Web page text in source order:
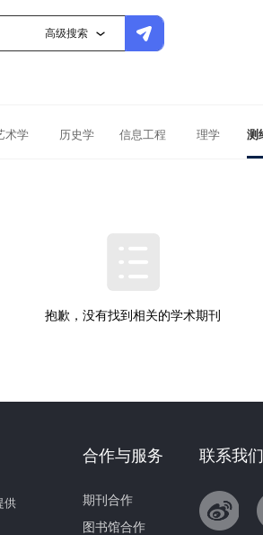
高级搜索
术学 历史学 信息工程 理学
抱歉，没有找到相关的学术期刊
供
联系我们
合作与服务
期刊合作
图书馆合作